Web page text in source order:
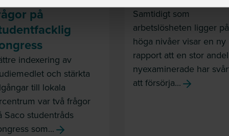
på
indexering av
och stärkta
till lokala
var två frågor
Saco studentråds
som...
Samtidigt som
arbetslösheten ligger på
höga nivåer visar en ny
rapport att en stor andel
nyexaminerade har
att försörja...